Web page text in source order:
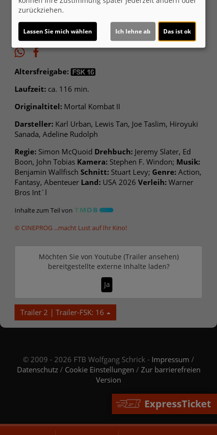
ExpressTicket
Altersfreigabe:
Laufzeit: ca. 116 min.
Originaltitel: Mortal Kombat II
Darsteller: Karl Urban, Lewis Tan, Joe Taslim, Hiroyuki
Sanada, Adeline Rudolph
Regie: Simon McQuoid Drehbuch: Jeremy Slater, Ed
Boon, John Tobias Kamera: Stephen F. Windon; Musik:
Benjamin Wallfisch Schnitt: Stuart Levy; Genre: Action,
Fantasy, Abenteuer Land: USA 2026 Verleih: Warner
Bros Int´l
Inhalte zum Teil von
© CINEPROG ...macht Lust auf Ihr Kino!
Möchten Sie von Youtube (Trailer ansehen)
bereitgestellte externe Inhalte laden?
Ja
Trailer 2 | Trailer-FSK: 16
© 2009 - 2026 FTB Wolfgang Schrick - Impressum /
Datenschutz/ Cookie Einstellungen / Zur barrierefreien
Version
zurückziehen.
Lassen Sie mich wählen Ich lehne ab Das ist ok